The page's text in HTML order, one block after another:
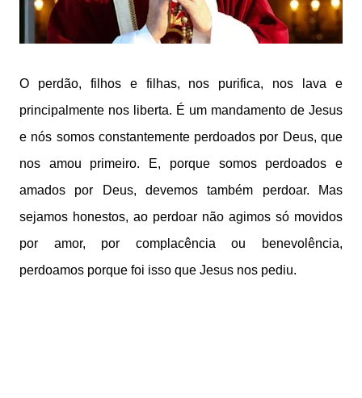
O perdão, filhos e filhas, nos purifica, nos lava e
principalmente nos liberta. É um mandamento de Jesus
e nós somos constantemente perdoados por Deus, que
nos amou primeiro. E, porque somos perdoados e
amados por Deus, devemos também perdoar. Mas
sejamos honestos, ao perdoar não agimos só movidos
por amor, por complacência ou benevolência,
perdoamos porque foi isso que Jesus nos pediu.